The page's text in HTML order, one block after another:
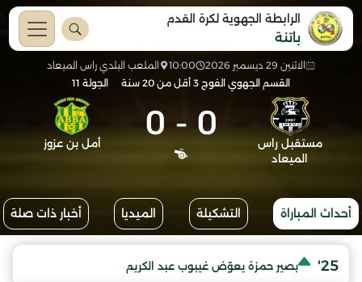
الرابطة الجهوية لكرة القدم
باتنة
الاثنين 29 ديسمبر 2026 10:00
الملعب البلدي راس الميعاد
القسم الجهوي الفوج 3 أقل من 20 سنة
الجولة 11
مستقبل راس
الميعاد
0
-
0 أمل بن عزوز
أحداث المباراة التشكيلة الميديا أخبار ذات صلة
25' بصير حمزة يعوّض غيبوب عبد الكريم